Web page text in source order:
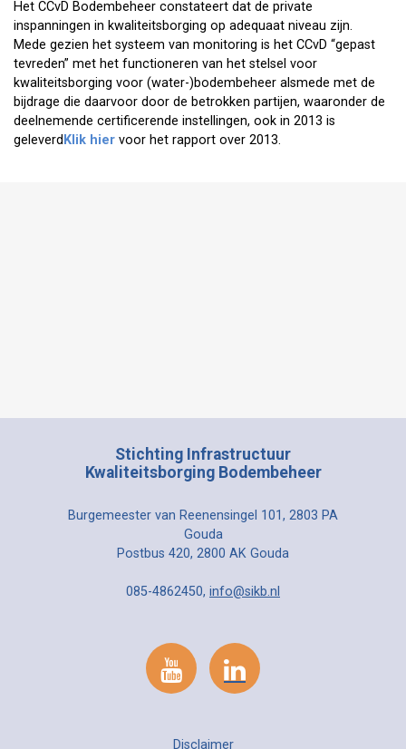
Het CCvD Bodembeheer constateert dat de private
inspanningen in kwaliteitsborging op adequaat niveau zijn.
Mede gezien het systeem van monitoring is het CCvD “gepast
tevreden” met het functioneren van het stelsel voor
kwaliteitsborging voor (water-)bodembeheer alsmede met de
bijdrage die daarvoor door de betrokken partijen, waaronder de
deelnemende certificerende instellingen, ook in 2013 is
geleverd Klik hier voor het rapport over 2013.
Stichting Infrastructuur
Kwaliteitsborging Bodembeheer
Burgemeester van Reenensingel 101, 2803 PA
Gouda
Postbus 420, 2800 AK Gouda
085-4862450, info@sikb.nl
Disclaimer